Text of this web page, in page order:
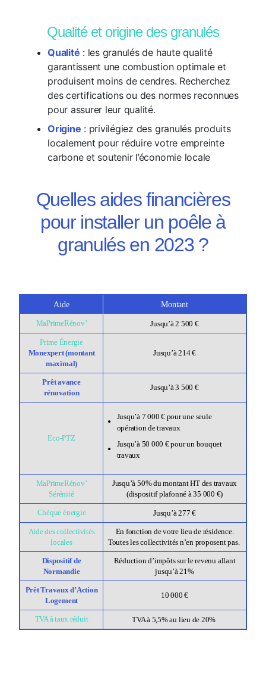
Qualité et origine des granulés
Qualité : les granulés de haute qualité
garantissent une combustion optimale et
produisent moins de cendres. Recherchez
des certifications ou des normes reconnues
pour assurer leur qualité.
Origine : privilégiez des granulés produits
localement pour réduire votre empreinte
carbone et soutenir l’économie locale
Quelles aides financières
pour installer un poêle à
granulés en 2023 ?
Aide Montant
MaPrimeRénov’ Jusqu’à 2 500 €
Prime Énergie
Monexpert (montant
maximal)
Jusqu’à 214 €
Prêt avance
rénovation
Jusqu’à 3 500 €
Eco-PTZ
Jusqu’à 7 000 € pour une seule
opération de travaux
Jusqu’à 50 000 € pour un bouquet
travaux
MaPrimeRénov’
Sérénité
Jusqu’à 50% du montant HT des travaux
(dispositif plafonné à 35 000 €)
Chèque énergie Jusqu’à 277 €
Aide des collectivités
locales
En fonction de votre lieu de résidence.
Toutes les collectivités n’en proposent pas.
Dispositif de
Normandie
Réduction d’impôts sur le revenu allant
jusqu’à 21%
Prêt Travaux d’Action
Logement
10 000 €
TVA à taux réduit TVA à 5,5% au lieu de 20%